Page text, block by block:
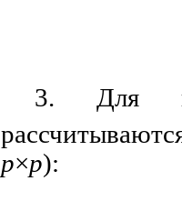
3. Для
p×p):